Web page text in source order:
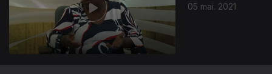
05 mai. 2021